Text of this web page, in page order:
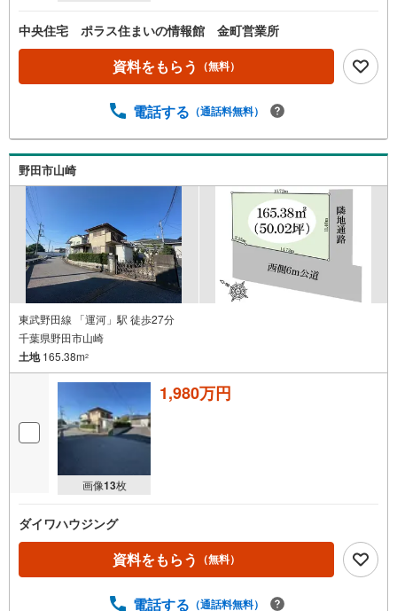
中央住宅 ポラス住まいの情報館 金町営業所
資料をもらう （無料）
電話する （通話料無料）
野田市山崎
東武野田線 「運河」駅 徒歩27分
千葉県野田市山崎
土地165.38m2
画像13枚
1,980万円
ダイワハウジング
資料をもらう （無料）
電話する （通話料無料）